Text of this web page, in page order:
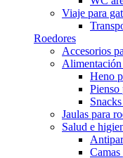
Viaje para
Roedores
Accesorios
Alimentación
Heno
Pienso
Jaulas para
Salud e
Camas